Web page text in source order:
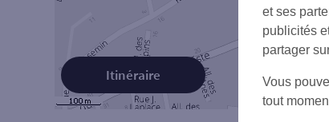
Itinéraire
et ses
publicités
partager
Vous
tout